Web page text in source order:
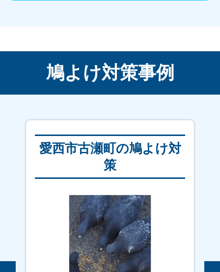
鳩よけ対策事例
愛西市古瀬町の鳩よけ対
策